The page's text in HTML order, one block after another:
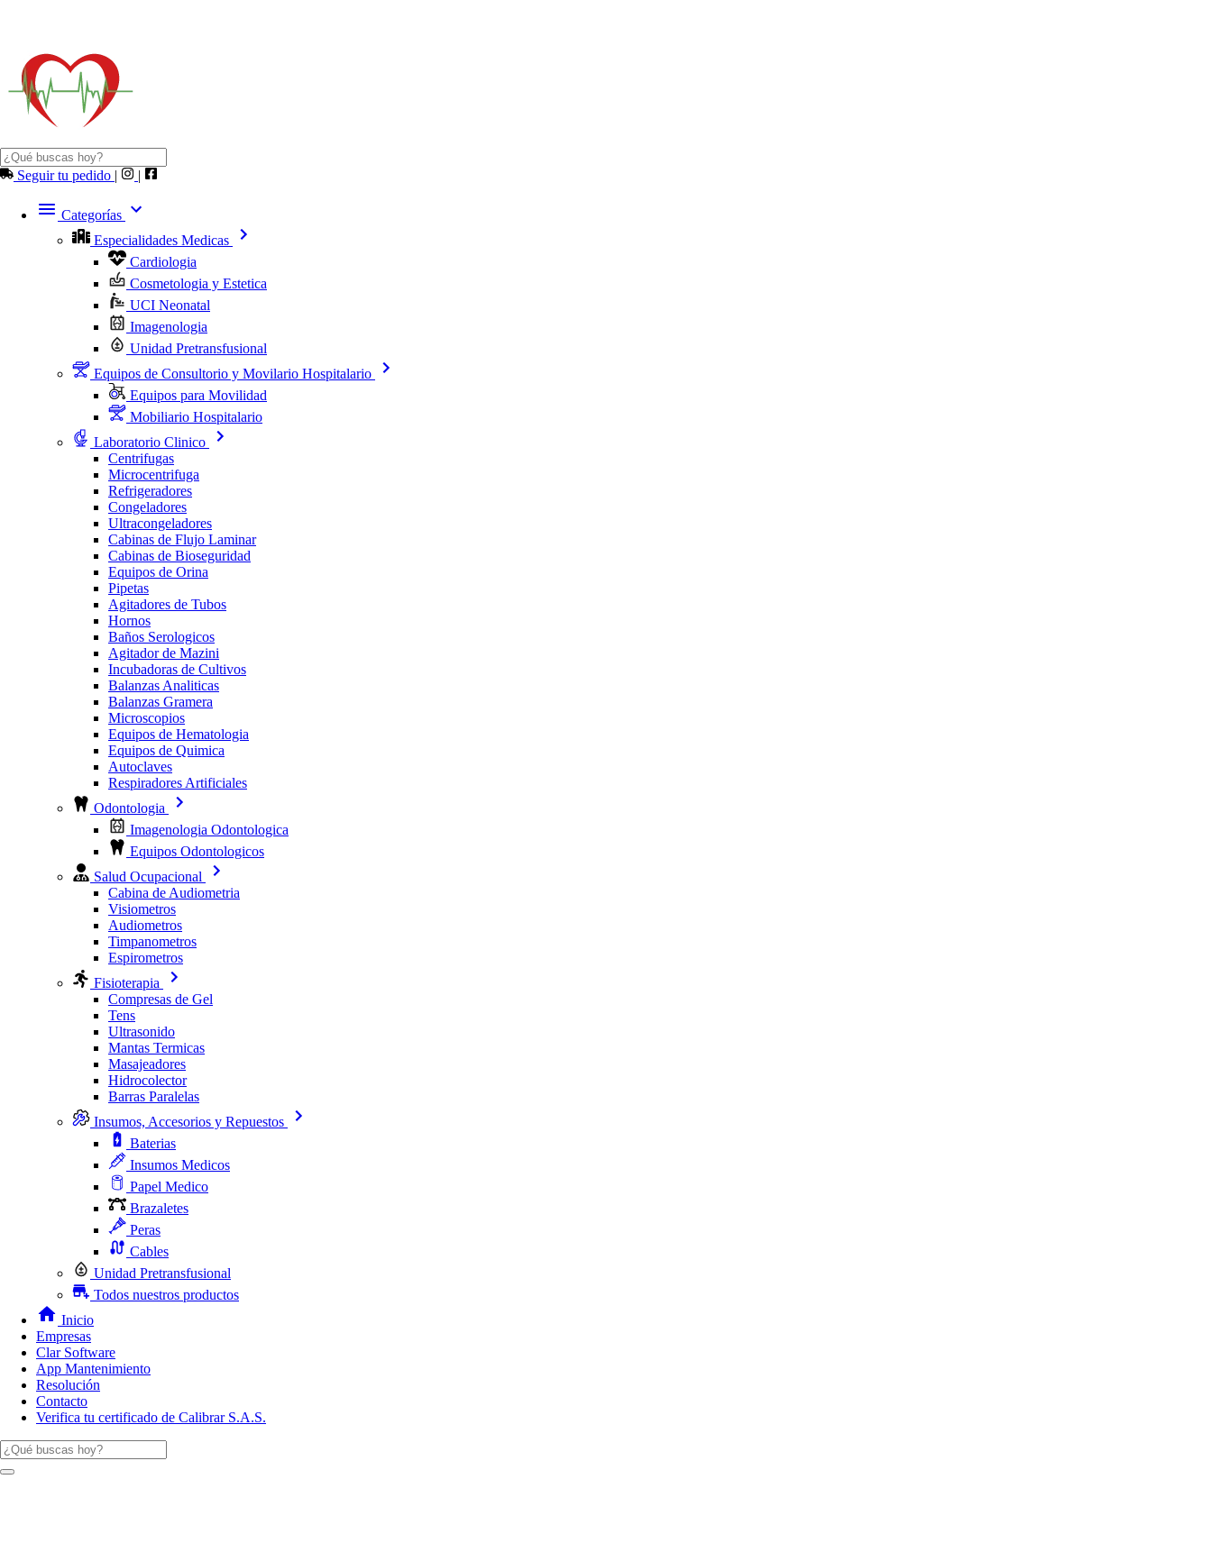
Seguir tu pedido | |
Categorías
Especialidades Medicas
Cardiologia
Cosmetologia y Estetica
UCI Neonatal
Imagenologia
Unidad Pretransfusional
Equipos de Consultorio y Movilario Hospitalario
Equipos para Movilidad
Mobiliario Hospitalario
Laboratorio Clinico
Centrifugas
Microcentrifuga
Refrigeradores
Congeladores
Ultracongeladores
Cabinas de Flujo Laminar
Cabinas de Bioseguridad
Equipos de Orina
Pipetas
Agitadores de Tubos
Hornos
Baños Serologicos
Agitador de Mazini
Incubadoras de Cultivos
Balanzas Analiticas
Balanzas Gramera
Microscopios
Equipos de Hematologia
Equipos de Quimica
Autoclaves
Respiradores Artificiales
Odontologia
Imagenologia Odontologica
Equipos Odontologicos
Salud Ocupacional
Cabina de Audiometria
Visiometros
Audiometros
Timpanometros
Espirometros
Fisioterapia
Compresas de Gel
Tens
Ultrasonido
Mantas Termicas
Masajeadores
Hidrocolector
Barras Paralelas
Insumos, Accesorios y Repuestos
Baterias
Insumos Medicos
Papel Medico
Brazaletes
Peras
Cables
Unidad Pretransfusional
Todos nuestros productos
Inicio
Empresas
Clar Software
App Mantenimiento
Resolución
Contacto
Verifica tu certificado de Calibrar S.A.S.